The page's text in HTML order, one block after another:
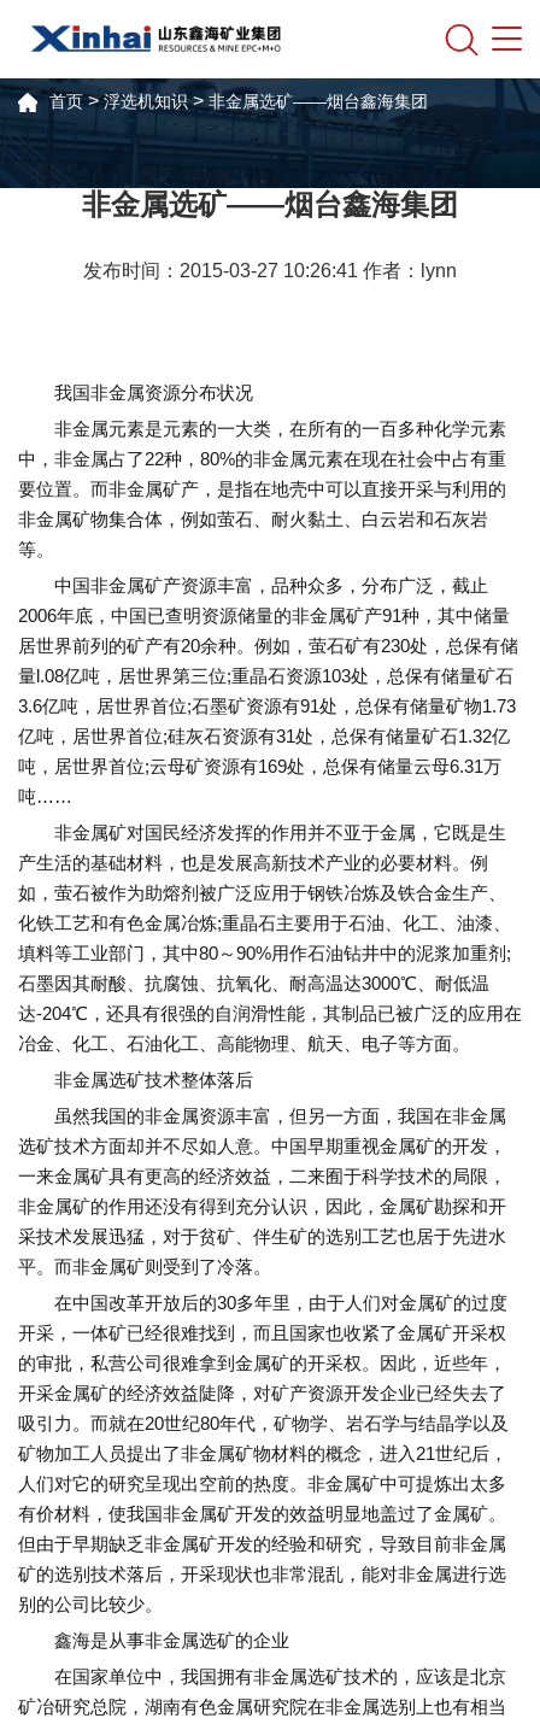
首页>浮选机知识>非金属选矿——烟台鑫海集团
非金属选矿——烟台鑫海集团
发布时间：2015-03-27 10:26:41 作者：lynn
我国非金属资源分布状况
非金属元素是元素的一大类，在所有的一百多种化学元素
中，非金属占了22种，80%的非金属元素在现在社会中占有重
要位置。而非金属矿产，是指在地壳中可以直接开采与利用的
非金属矿物集合体，例如萤石、耐火黏土、白云岩和石灰岩
等。
中国非金属矿产资源丰富，品种众多，分布广泛，截止
2006年底，中国已查明资源储量的非金属矿产91种，其中储量
居世界前列的矿产有20余种。例如，萤石矿有230处，总保有储
量l.08亿吨，居世界第三位;重晶石资源103处，总保有储量矿石
3.6亿吨，居世界首位;石墨矿资源有91处，总保有储量矿物1.73
亿吨，居世界首位;硅灰石资源有31处，总保有储量矿石1.32亿
吨，居世界首位;云母矿资源有169处，总保有储量云母6.31万
吨……
非金属矿对国民经济发挥的作用并不亚于金属，它既是生
产生活的基础材料，也是发展高新技术产业的必要材料。例
如，萤石被作为助熔剂被广泛应用于钢铁冶炼及铁合金生产、
化铁工艺和有色金属冶炼;重晶石主要用于石油、化工、油漆、
填料等工业部门，其中80～90%用作石油钻井中的泥浆加重剂;
石墨因其耐酸、抗腐蚀、抗氧化、耐高温达3000℃、耐低温
达-204℃，还具有很强的自润滑性能，其制品已被广泛的应用在
冶金、化工、石油化工、高能物理、航天、电子等方面。
非金属选矿技术整体落后
虽然我国的非金属资源丰富，但另一方面，我国在非金属
选矿技术方面却并不尽如人意。中国早期重视金属矿的开发，
一来金属矿具有更高的经济效益，二来囿于科学技术的局限，
非金属矿的作用还没有得到充分认识，因此，金属矿勘探和开
采技术发展迅猛，对于贫矿、伴生矿的选别工艺也居于先进水
平。而非金属矿则受到了冷落。
在中国改革开放后的30多年里，由于人们对金属矿的过度
开采，一体矿已经很难找到，而且国家也收紧了金属矿开采权
的审批，私营公司很难拿到金属矿的开采权。因此，近些年，
开采金属矿的经济效益陡降，对矿产资源开发企业已经失去了
吸引力。而就在20世纪80年代，矿物学、岩石学与结晶学以及
矿物加工人员提出了非金属矿物材料的概念，进入21世纪后，
人们对它的研究呈现出空前的热度。非金属矿中可提炼出太多
有价材料，使我国非金属矿开发的效益明显地盖过了金属矿。
但由于早期缺乏非金属矿开发的经验和研究，导致目前非金属
矿的选别技术落后，开采现状也非常混乱，能对非金属进行选
别的公司比较少。
鑫海是从事非金属选矿的企业
在国家单位中，我国拥有非金属选矿技术的，应该是北京
矿冶研究总院，湖南有色金属研究院在非金属选别上也有相当